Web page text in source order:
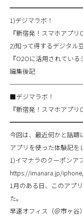
1)デジマラボ！
『新宿発！スマホアプリ
2)知って得するデジタル
『O2Oに活用されてい
編集後記
■デジマラボ！
『新宿発！スマホアプリ
今回は、最近何かと話題
アプリを使った体験記を
1)イマナラのクーポンア
https://imanara.jp/
1月のある日、このアプ
た。
早速オフィス（＠市ヶ谷